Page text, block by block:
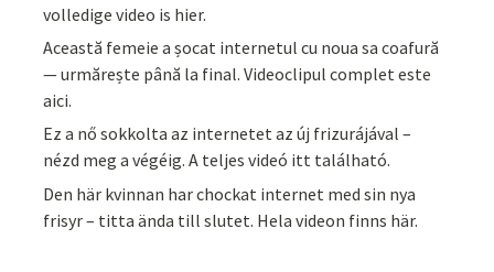
volledige video is hier.
Această femeie a șocat internetul cu noua sa coafură
— urmărește până la final. Videoclipul complet este
aici.
Ez a nő sokkolta az internetet az új frizurájával –
nézd meg a végéig. A teljes videó itt található.
Den här kvinnan har chockat internet med sin nya
frisyr – titta ända till slutet. Hela videon finns här.